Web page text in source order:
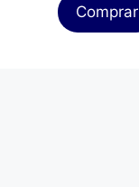
Comprar